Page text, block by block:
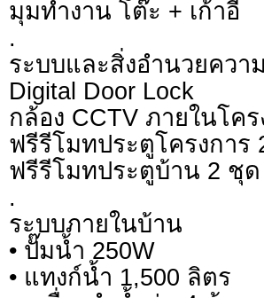
มุมทำงาน โต๊ะ + เก้าอี้
.
ระบบและสิ่งอำนวยควา
Digital Door Lock
กล้อง CCTV ภายในโคร
ฟรีรีโมทประตูโครงการ
ฟรีรีโมทประตูบ้าน 2 ชุด
.
ระบบภายในบ้าน
• ปั๊มน้ำ 250W
• แทงก์น้ำ 1,500 ลิตร